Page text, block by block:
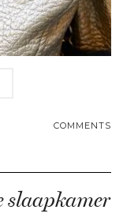
COMMENTS
slaapkamer